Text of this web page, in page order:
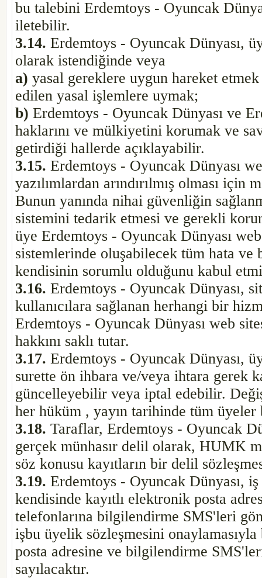
bu talebini Erdemtoys - Oyuncak
iletebilir.
3.14. Erdemtoys - Oyuncak Dünyası,
olarak istendiğinde veya
a) yasal gereklere uygun hareket
edilen yasal işlemlere uymak;
b) Erdemtoys - Oyuncak Dünyası ve
haklarını ve mülkiyetini korumak ve
getirdiği hallerde açıklayabilir.
3.15. Erdemtoys - Oyuncak Dünyası
yazılımlardan arındırılmış olması
Bunun yanında nihai güvenliğin
sistemini tedarik etmesi ve gerekli
üye Erdemtoys - Oyuncak Dünyası
sistemlerinde oluşabilecek tüm hata ve
kendisinin sorumlu olduğunu kabul
3.16. Erdemtoys - Oyuncak Dünyası,
kullanıcılara sağlanan herhangi bir
Erdemtoys - Oyuncak Dünyası web
hakkını saklı tutar.
3.17. Erdemtoys - Oyuncak Dünyası,
surette ön ihbara ve/veya ihtara gerek
güncelleyebilir veya iptal edebilir.
her hüküm , yayın tarihinde tüm üyeler
3.18. Taraflar, Erdemtoys - Oyuncak
gerçek münhasır delil olarak, HUMK
söz konusu kayıtların bir delil
3.19. Erdemtoys - Oyuncak Dünyası,
kendisinde kayıtlı elektronik posta
telefonlarına bilgilendirme SMS'leri
işbu üyelik sözleşmesini
posta adresine ve bilgilendirme
sayılacaktır.